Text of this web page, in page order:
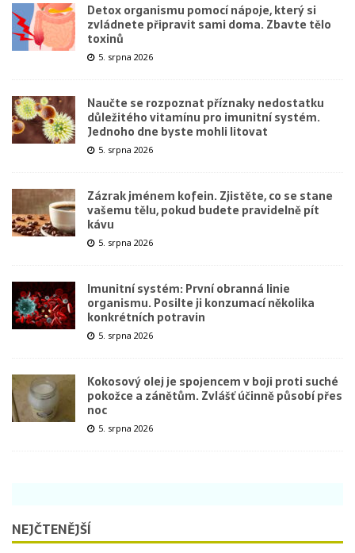
Detox organismu pomocí nápoje, který si
zvládnete připravit sami doma. Zbavte tělo
toxinů
5. srpna 2026
Naučte se rozpoznat příznaky nedostatku
důležitého vitamínu pro imunitní systém.
Jednoho dne byste mohli litovat
5. srpna 2026
Zázrak jménem kofein. Zjistěte, co se stane
vašemu tělu, pokud budete pravidelně pít
kávu
5. srpna 2026
Imunitní systém: První obranná linie
organismu. Posilte ji konzumací několika
konkrétních potravin
5. srpna 2026
Kokosový olej je spojencem v boji proti suché
pokožce a zánětům. Zvlášť účinně působí přes
noc
5. srpna 2026
NEJČTENĚJŠÍ